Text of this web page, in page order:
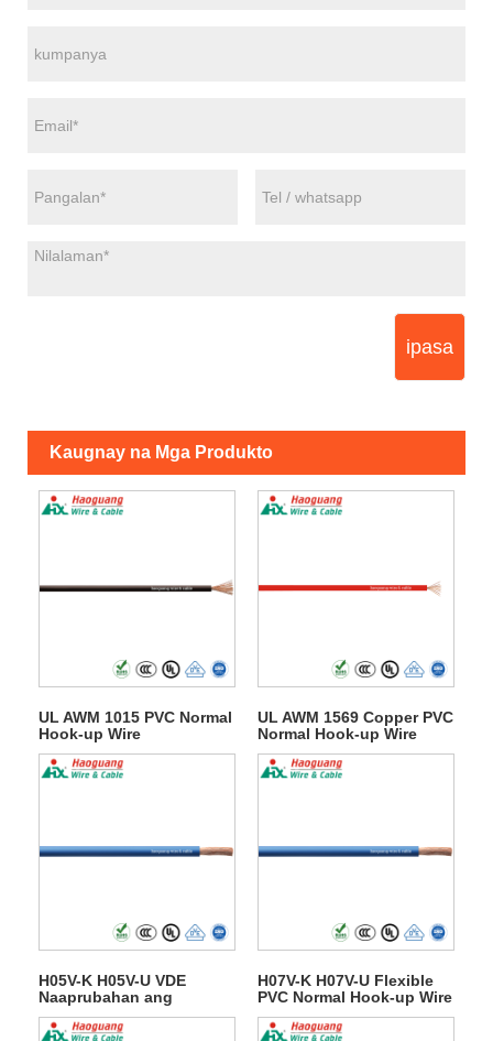
ipasa
Kaugnay na Mga Produkto
UL AWM 1015 PVC Normal
Hook-up Wire
UL AWM 1569 Copper PVC
Normal Hook-up Wire
H05V-K H05V-U VDE
Naaprubahan ang
Karaniwang Wire ng
Hook-up
H07V-K H07V-U Flexible
PVC Normal Hook-up Wire